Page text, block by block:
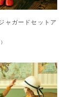
ャガードセットア